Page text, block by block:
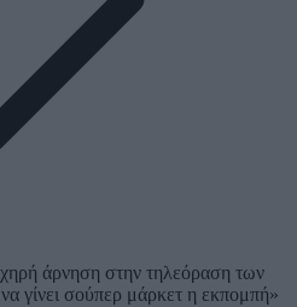
άρνηση στην τηλεόραση των
γίνει σούπερ μάρκετ η εκπομπή»